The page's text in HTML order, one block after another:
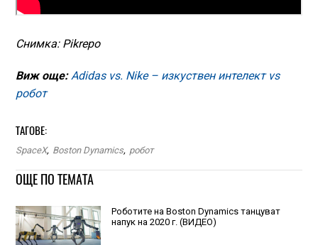
Снимка: Pikrepo
Виж още: Adidas vs. Nike – изкуствен интелект vs
робот
ТАГОВЕ:
SpaceX, Boston Dynamics, робот
ОЩЕ ПО ТЕМАТА
Роботите на Boston Dynamics танцуват
напук на 2020 г. (ВИДЕО)